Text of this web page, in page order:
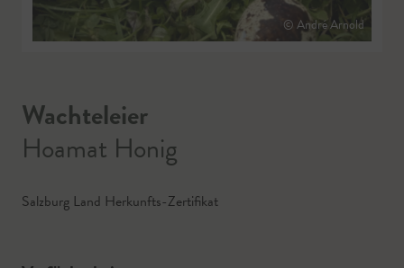
© André Arnold
Wachteleier
Hoamat Honig
Salzburg Land Herkunfts-Zertifikat